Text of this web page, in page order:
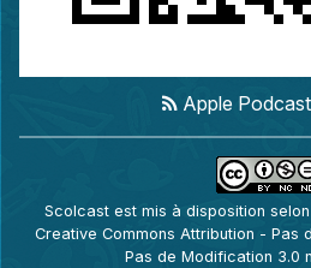
Apple
Scolcast est mis à disposition
Creative Commons Attribution - Pas
Pas de Modification 3.0